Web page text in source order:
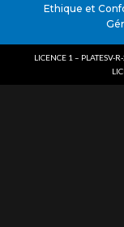
Ethique et
LICENCE 1 – PLATESV-